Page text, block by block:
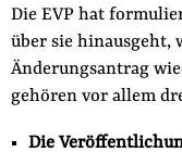
Die EVP hat
über sie hinausgeht,
Änderungsantrag
gehören vor allem
Die